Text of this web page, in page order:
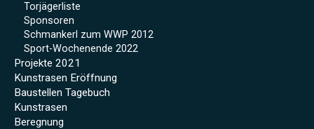
Torjägerliste
Sponsoren
Schmankerl zum WWP 2012
Sport-Wochenende 2022
Projekte 2021
Kunstrasen Eröffnung
Baustellen Tagebuch
Kunstrasen
Beregnung